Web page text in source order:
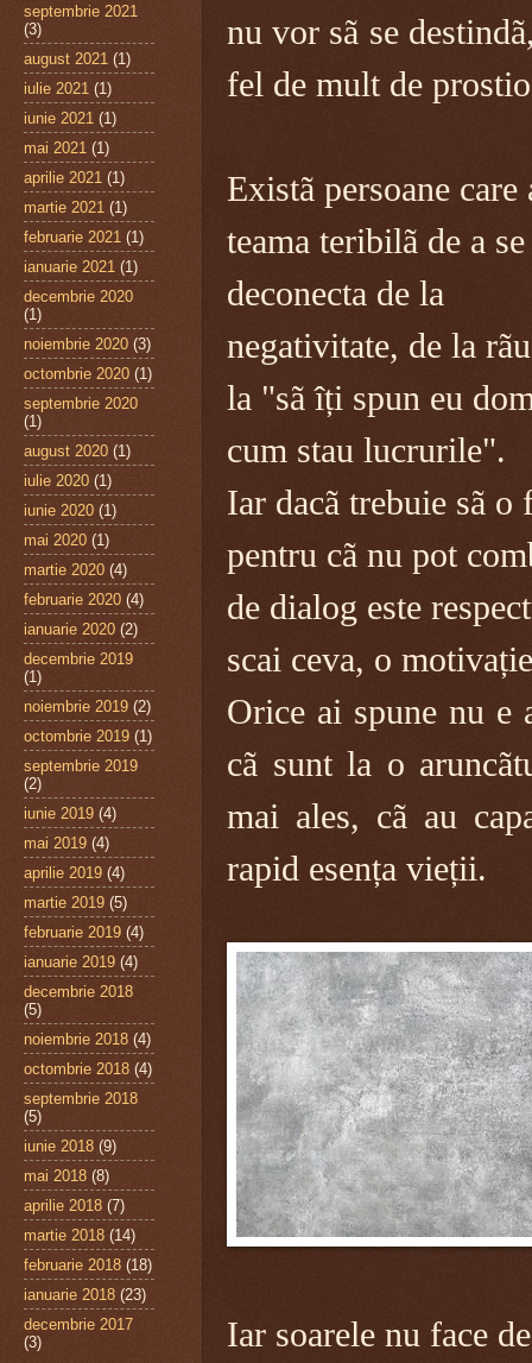
nu vor sã se
fel de mult de
Existã persoane care
teama teribilã de a se
deconecta de la
negativitate, de la
la "sã îți spun eu
cum stau lucrurile".
Iar dacã trebuie sã o
pentru cã nu pot
de dialog este
scai ceva, o
Orice ai spune nu e
cã sunt la o
mai ales, cã au
rapid esența vieții.
Iar soarele nu face
septembrie 2021
(3)
august 2021 (1)
iulie 2021 (1)
iunie 2021 (1)
mai 2021 (1)
aprilie 2021 (1)
martie 2021 (1)
februarie 2021 (1)
ianuarie 2021 (1)
decembrie 2020
(1)
noiembrie 2020 (3)
octombrie 2020 (1)
septembrie 2020
(1)
august 2020 (1)
iulie 2020 (1)
iunie 2020 (1)
mai 2020 (1)
martie 2020 (4)
februarie 2020 (4)
ianuarie 2020 (2)
decembrie 2019
(1)
noiembrie 2019 (2)
octombrie 2019 (1)
septembrie 2019
(2)
iunie 2019 (4)
mai 2019 (4)
aprilie 2019 (4)
martie 2019 (5)
februarie 2019 (4)
ianuarie 2019 (4)
decembrie 2018
(5)
noiembrie 2018 (4)
octombrie 2018 (4)
septembrie 2018
(5)
iunie 2018 (9)
mai 2018 (8)
aprilie 2018 (7)
martie 2018 (14)
februarie 2018 (18)
ianuarie 2018 (23)
decembrie 2017
(3)